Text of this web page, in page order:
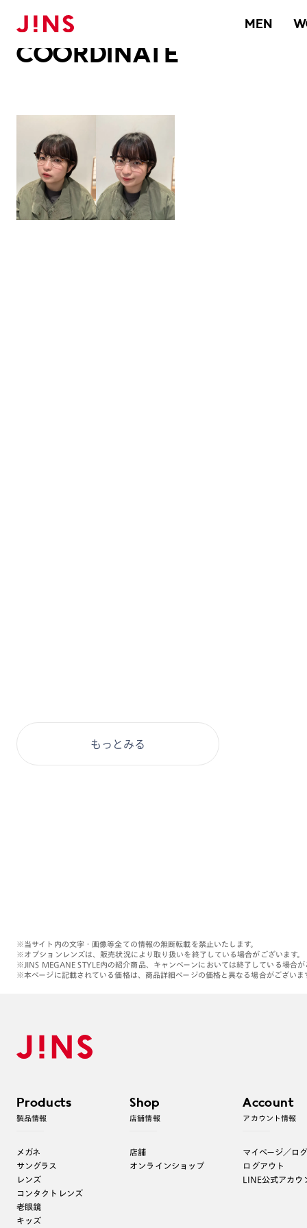
MEN
メガネのJINS TOP
COORDINATE
もっとみる
※当サイト内の文字・画像等全ての情報の無断転載を禁止いたします。
※オプションレンズは、販売状況により取り扱いを終了している場合がございます。
※JINS MEGANE STYLE内の紹介商品、キャンペーンにおいては終了している場合が
※本ページに記載されている価格は、商品詳細ページの価格と異なる場合がござい
Products
製品情報
メガネ
サングラス
レンズ
コンタクトレンズ
老眼鏡
キッズ
Shop
店舗情報
店舗
オンラインショップ
Account
アカウント情報
マイページ／ロ
ログアウト
LINE公式アカウ